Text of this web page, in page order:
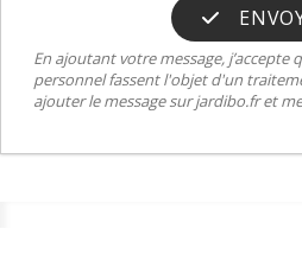
En ajoutant votre message, j’accepte
personnel fassent l'objet d'un
ajouter le message sur jardibo.fr et